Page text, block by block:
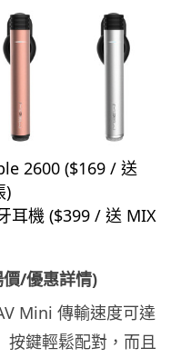
2600 ($169 / 送
)
耳機 ($399 / 送 MIX
/優惠詳情)
Mini 傳輸速度可達
鍵輕鬆配對，而且